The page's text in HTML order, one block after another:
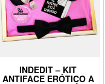
INDEDIT – KIT
ANTIFACE ERÓTICO A